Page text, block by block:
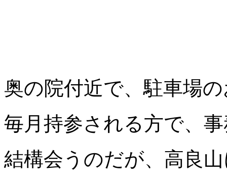
奥の院付近で、駐車場
毎月持参される方で、
結構会うのだが、高良